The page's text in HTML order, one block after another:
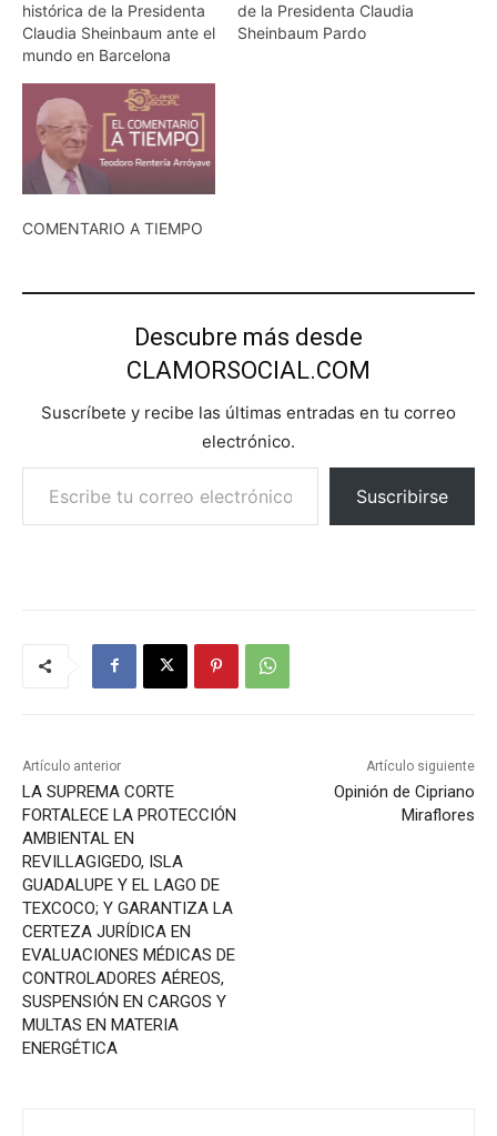
histórica de la Presidenta
Claudia Sheinbaum ante el
mundo en Barcelona
de la Presidenta Claudia
Sheinbaum Pardo
COMENTARIO A TIEMPO
Descubre más desde
CLAMORSOCIAL.COM
Suscríbete y recibe las últimas entradas en tu correo
electrónico.
Escribe tu correo electrónico…
Suscribirse
Artículo anterior
LA SUPREMA CORTE
FORTALECE LA PROTECCIÓN
AMBIENTAL EN
REVILLAGIGEDO, ISLA
GUADALUPE Y EL LAGO DE
TEXCOCO; Y GARANTIZA LA
CERTEZA JURÍDICA EN
EVALUACIONES MÉDICAS DE
CONTROLADORES AÉREOS,
SUSPENSIÓN EN CARGOS Y
MULTAS EN MATERIA
ENERGÉTICA
Artículo siguiente
Opinión de Cipriano
Miraflores